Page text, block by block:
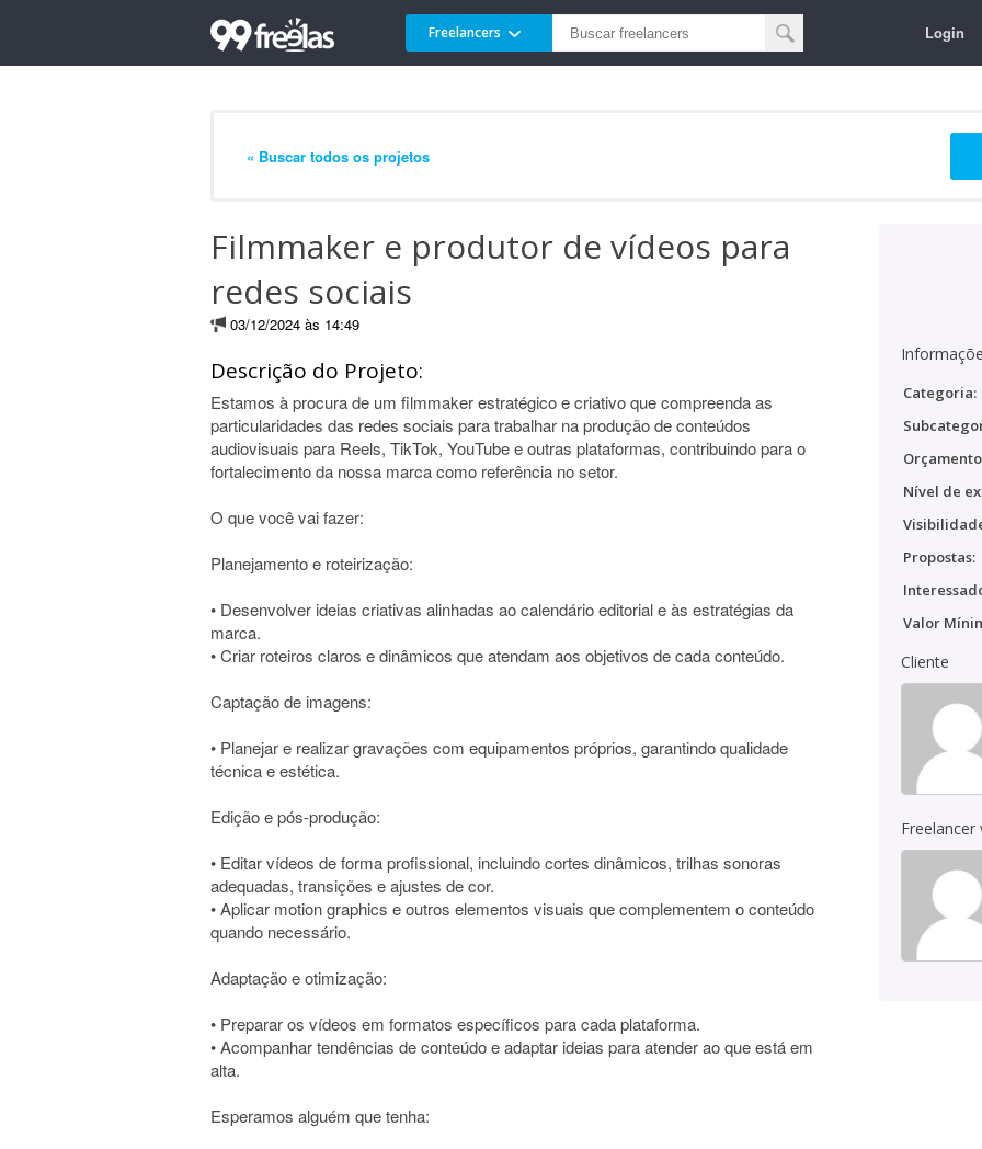
Freelancers Login
« Buscar todos os projetos
Filmmaker e produtor de vídeos para
redes sociais
03/12/2024 às 14:49
Descrição do Projeto:
Estamos à procura de um filmmaker estratégico e criativo que compreenda as
particularidades das redes sociais para trabalhar na produção de conteúdos
audiovisuais para Reels, TikTok, YouTube e outras plataformas, contribuindo para o
fortalecimento da nossa marca como referência no setor.
O que você vai fazer:
Planejamento e roteirização:
• Desenvolver ideias criativas alinhadas ao calendário editorial e às estratégias da
marca.
• Criar roteiros claros e dinâmicos que atendam aos objetivos de cada conteúdo.
Captação de imagens:
• Planejar e realizar gravações com equipamentos próprios, garantindo qualidade
técnica e estética.
Edição e pós-produção:
• Editar vídeos de forma profissional, incluindo cortes dinâmicos, trilhas sonoras
adequadas, transições e ajustes de cor.
• Aplicar motion graphics e outros elementos visuais que complementem o conteúdo
quando necessário.
Adaptação e otimização:
• Preparar os vídeos em formatos específicos para cada plataforma.
• Acompanhar tendências de conteúdo e adaptar ideias para atender ao que está em
alta.
Esperamos alguém que tenha:
Categoria:
Nível de
Propostas:
Valor
Cliente
Freelancer